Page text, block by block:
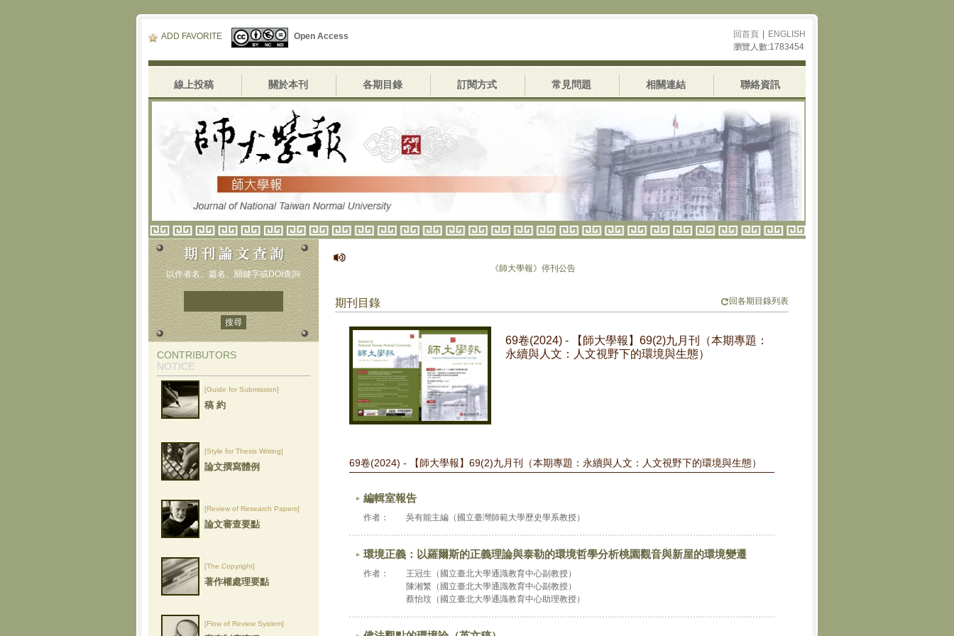
ADD FAVORITE Open Access 回首頁
ENGLISH
瀏覽人數:1783454
線上投稿 關於本刊 各期目錄 訂閱方式 常見問題 相關連結 聯絡資訊
以作者名、篇名、關鍵字或DOI查詢
CONTRIBUTORS
NOTICE
[Guide for Submission]
稿 約
[Style for Thesis Writing]
論文撰寫體例
[Review of Research Papers]
論文審查要點
[The Copyright]
著作權處理要點
[Flow of Review System]
《師大學報》停刊公告
期刊目錄 回各期目錄列表
69卷(2024) - 【師大學報】69(2)九月刊（本期專題：
永續與人文：人文視野下的環境與生態）
69卷(2024) - 【師大學報】69(2)九月刊（本期專題：永續與人文：人文視野下的環境與生態）
編輯室報告
作者： 吳有能主編（國立臺灣師範大學歷史學系教授）
環境正義：以羅爾斯的正義理論與泰勒的環境哲學分析桃園觀音與新屋的環境變遷
作者：
王冠生（國立臺北大學通識教育中心副教授）
陳湘繁（國立臺北大學通識教育中心副教授）
蔡怡玟（國立臺北大學通識教育中心助理教授）